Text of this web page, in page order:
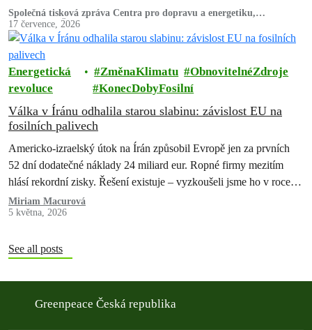
Společná tisková zpráva Centra pro dopravu a energetiku,
Greenpeace ČR a Hnutí DUHA
17 července, 2026
Energetická
revoluce
ZměnaKlimatu
ObnovitelnéZdroje
KonecDobyFosilní
Válka v Íránu odhalila starou slabinu: závislost EU na
fosilních palivech
Americko-izraelský útok na Írán způsobil Evropě jen za prvních
52 dní dodatečné náklady 24 miliard eur. Ropné firmy mezitím
hlásí rekordní zisky. Řešení existuje – vyzkoušeli jsme ho v roce
2022 a pokazili. Teď máme druhou…
Miriam Macurová
5 května, 2026
See all posts
Greenpeace Česká republika